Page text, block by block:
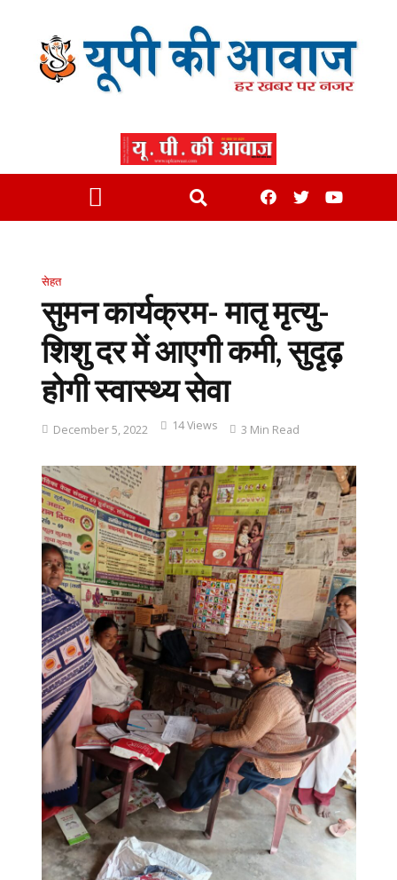
सेहत
सुमन कार्यक्रम- मातृ मृत्यु-
शिशु दर में आएगी कमी, सुदृढ़
होगी स्वास्थ्य सेवा
December 5, 2022 14 Views 3 Min Read